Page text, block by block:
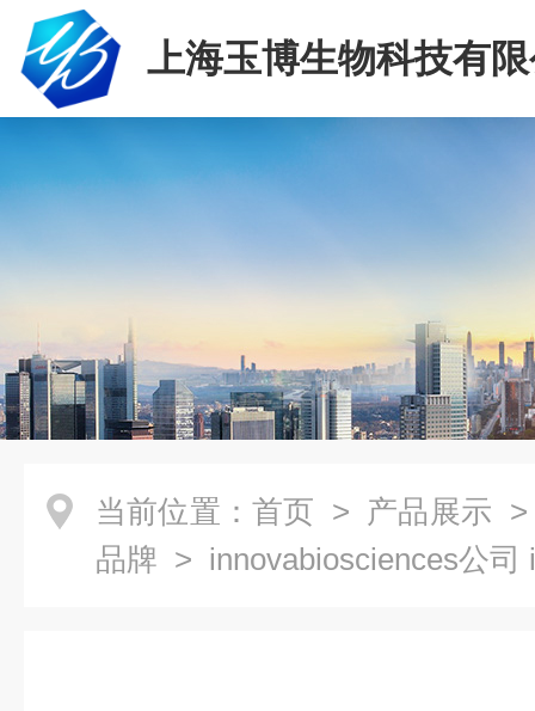
上海玉博生物科技有
当前位置： 首页 > 产品展示
品牌 > innovabiosciences公司